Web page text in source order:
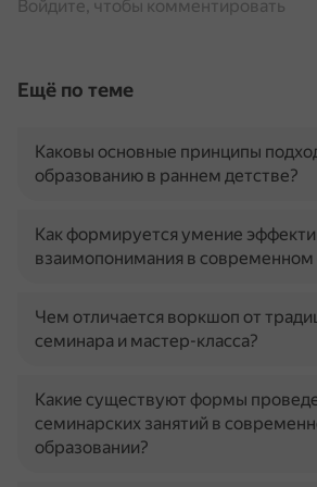
Войдите, чтобы комментировать
Ещё по теме
Каковы основные принципы
образованию в раннем детстве?
Как формируется умение
взаимопонимания в современном
Чем отличается воркшоп от
семинара и мастер-класса?
Какие существуют формы
семинарских занятий в
образовании?